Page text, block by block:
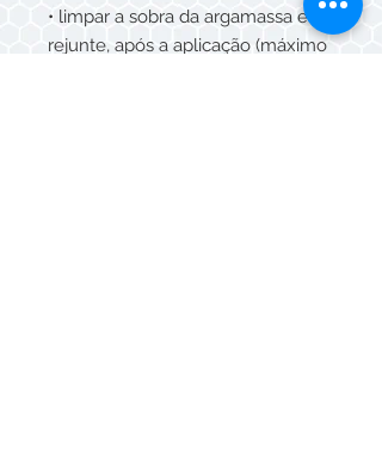
• limpar a sobra da argamassa e do
rejunte, após a aplicação (máximo